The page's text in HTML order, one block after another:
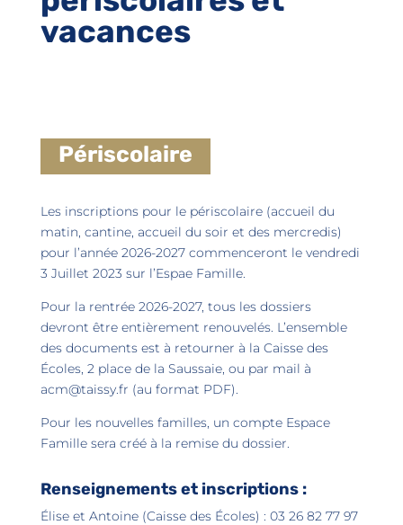
vacances
Périscolaire
Les inscriptions pour le périscolaire (accueil du
matin, cantine, accueil du soir et des mercredis)
pour l’année 2026-2027 commenceront le vendredi
3 Juillet 2023 sur l’Espae Famille.
Pour la rentrée 2026-2027, tous les dossiers
devront être entièrement renouvelés. L’ensemble
des documents est à retourner à la Caisse des
Écoles, 2 place de la Saussaie, ou par mail à
acm@taissy.fr (au format PDF).
Pour les nouvelles familles, un compte Espace
Famille sera créé à la remise du dossier.
Renseignements et inscriptions :
Élise et Antoine (Caisse des Écoles) : 03 26 82 77 97